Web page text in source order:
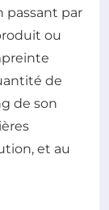
passant par
ou
de
de son
et au